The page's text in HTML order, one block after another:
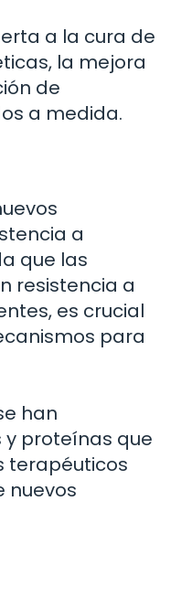
a la cura de
la mejora
de
a medida.
a
que las
resistencia a
es crucial
para
han
proteínas que
terapéuticos
nuevos